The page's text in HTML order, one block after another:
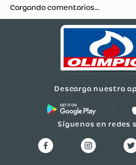
Cargando comentarios…
Descarga nuestra
Síguenos en redes